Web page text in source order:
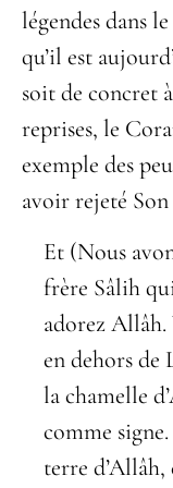
légendes dans
qu’il est
soit de concret
reprises, le
exemple des
avoir rejeté Son
Et (Nous
frère Sâlih
adorez Allâh.
en dehors
la chamelle
comme
terre